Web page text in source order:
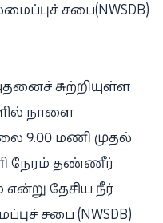
சபை(NWSDB)
சுற்றியுள்ள
நாளை
9.00 மணி முதல்
நேரம் தண்ணீர்
தேசிய நீர்
சபை (NWSDB)